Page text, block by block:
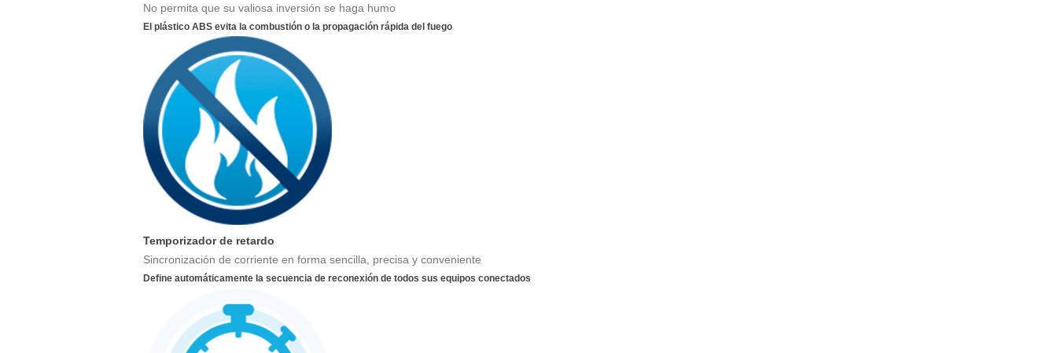
No permita que su valiosa inversión se haga humo
El plástico ABS evita la combustión o la propagación rápida del fuego
Temporizador de retardo
Sincronización de corriente en forma sencilla, precisa y conveniente
Define automáticamente la secuencia de reconexión de todos sus equipos conectados